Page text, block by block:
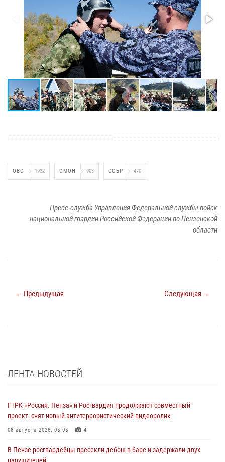
ОВО 1932 ОМОН 903 СОБР 470
Пресс-служба Управления Федеральной службы войск
национальной гвардии Российской Федерации по Пензенской
области
← Предыдущая Следующая →
ЛЕНТА НОВОСТЕЙ
ГТРК «Россия. Пенза» и Росгвардия продолжают совместный
проект: снят новый антитеррористический видеоролик
08 августа 2026, 05:05 4
В Пензе росгвардейцы пресекли дебош в баре и задержали двух